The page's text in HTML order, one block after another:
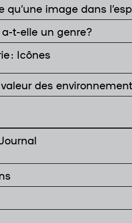
qu’une image dans
t-elle un genre?
: Icônes
des